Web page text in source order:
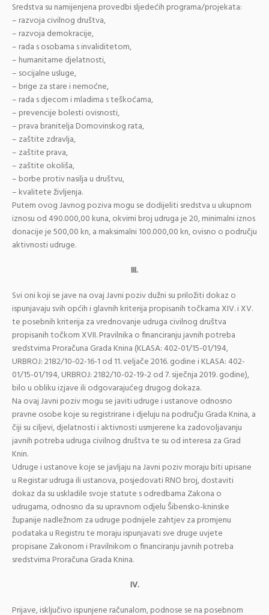
Sredstva su namijenjena provedbi sljedećih programa/projekata:
– razvoja civilnog društva,
– razvoja demokracije,
– rada s osobama s invaliditetom,
– humanitarne djelatnosti,
– socijalne usluge,
– brige za stare i nemoćne,
– rada s djecom i mladima s teškoćama,
– prevencije bolesti ovisnosti,
– prava branitelja Domovinskog rata,
– zaštite zdravlja,
– zaštite prava,
– zaštite okoliša,
– borbe protiv nasilja u društvu,
– kvalitete življenja.
Putem ovog Javnog poziva mogu se dodijeliti sredstva u ukupnom
iznosu od 490.000,00 kuna, okvirni broj udruga je 20, minimalni iznos
donacije je 500,00 kn, a maksimalni 100.000,00 kn, ovisno o području
aktivnosti udruge.
III.
Svi oni koji se jave na ovaj Javni poziv dužni su priložiti dokaz o
ispunjavaju svih općih i glavnih kriterija propisanih točkama XIV. i XV.
te posebnih kriterija za vrednovanje udruga civilnog društva
propisanih točkom XVII. Pravilnika o financiranju javnih potreba
sredstvima Proračuna Grada Knina (KLASA: 402-01/15-01/194,
URBROJ: 2182/10-02-16-1 od 11. veljače 2016. godine i KLASA: 402-
01/15-01/194, URBROJ: 2182/10-02-19-2 od 7. siječnja 2019. godine),
bilo u obliku izjave ili odgovarajućeg drugog dokaza.
Na ovaj Javni poziv mogu se javiti udruge i ustanove odnosno
pravne osobe koje su registrirane i djeluju na području Grada Knina, a
čiji su ciljevi, djelatnosti i aktivnosti usmjerene ka zadovoljavanju
javnih potreba udruga civilnog društva te su od interesa za Grad
Knin.
Udruge i ustanove koje se javljaju na Javni poziv moraju biti upisane
u Registar udruga ili ustanova, posjedovati RNO broj, dostaviti
dokaz da su uskladile svoje statute s odredbama Zakona o
udrugama, odnosno da su upravnom odjelu Šibensko-kninske
županije nadležnom za udruge podnijele zahtjev za promjenu
podataka u Registru te moraju ispunjavati sve druge uvjete
propisane Zakonom i Pravilnikom o financiranju javnih potreba
sredstvima Proračuna Grada Knina.
IV.
Prijave, isključivo ispunjene računalom, podnose se na posebnom